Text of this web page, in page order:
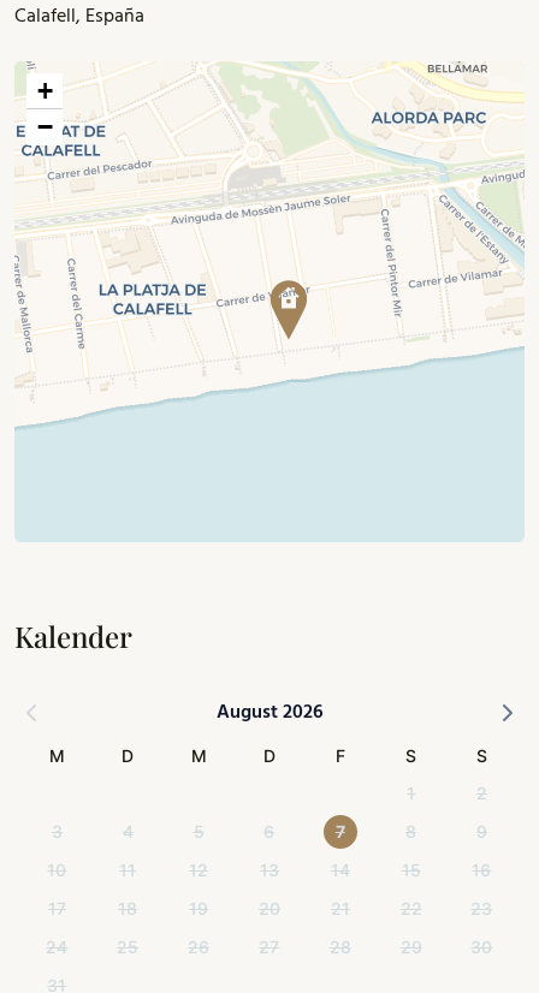
Calafell, España
+
−
Kalender
August 2026
M D M D F S
S
1
2
3
4 5 6 7 8
9
10
11 12 13 14 15
16
17
18 19 20 21 22
23
24
25 26 27 28 29
30
31